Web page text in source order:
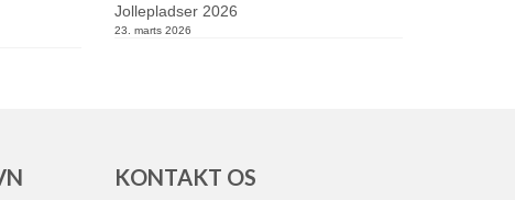
Jollepladser 2026
23. marts 2026
KONTAKT OS